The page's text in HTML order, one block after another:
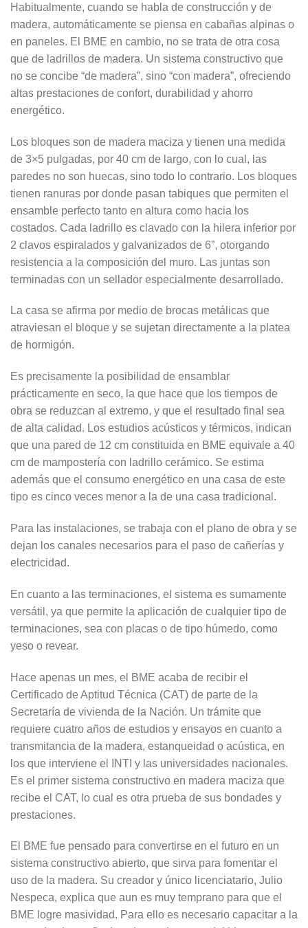
Habitualmente, cuando se habla de construcción y de
madera, automáticamente se piensa en cabañas alpinas o
en paneles. El BME en cambio, no se trata de otra cosa
que de ladrillos de madera. Un sistema constructivo que
no se concibe “de madera”, sino “con madera”, ofreciendo
altas prestaciones de confort, durabilidad y ahorro
energético.
Los bloques son de madera maciza y tienen una medida
de 3×5 pulgadas, por 40 cm de largo, con lo cual, las
paredes no son huecas, sino todo lo contrario. Los bloques
tienen ranuras por donde pasan tabiques que permiten el
ensamble perfecto tanto en altura como hacia los
costados. Cada ladrillo es clavado con la hilera inferior por
2 clavos espiralados y galvanizados de 6”, otorgando
resistencia a la composición del muro. Las juntas son
terminadas con un sellador especialmente desarrollado.
La casa se afirma por medio de brocas metálicas que
atraviesan el bloque y se sujetan directamente a la platea
de hormigón.
Es precisamente la posibilidad de ensamblar
prácticamente en seco, la que hace que los tiempos de
obra se reduzcan al extremo, y que el resultado final sea
de alta calidad. Los estudios acústicos y térmicos, indican
que una pared de 12 cm constituida en BME equivale a 40
cm de mampostería con ladrillo cerámico. Se estima
además que el consumo energético en una casa de este
tipo es cinco veces menor a la de una casa tradicional.
Para las instalaciones, se trabaja con el plano de obra y se
dejan los canales necesarios para el paso de cañerías y
electricidad.
En cuanto a las terminaciones, el sistema es sumamente
versátil, ya que permite la aplicación de cualquier tipo de
terminaciones, sea con placas o de tipo húmedo, como
yeso o revear.
Hace apenas un mes, el BME acaba de recibir el
Certificado de Aptitud Técnica (CAT) de parte de la
Secretaría de vivienda de la Nación. Un trámite que
requiere cuatro años de estudios y ensayos en cuanto a
transmitancia de la madera, estanqueidad o acústica, en
los que interviene el INTI y las universidades nacionales.
Es el primer sistema constructivo en madera maciza que
recibe el CAT, lo cual es otra prueba de sus bondades y
prestaciones.
El BME fue pensado para convertirse en el futuro en un
sistema constructivo abierto, que sirva para fomentar el
uso de la madera. Su creador y único licenciatario, Julio
Nespeca, explica que aun es muy temprano para que el
BME logre masividad. Para ello es necesario capacitar a la